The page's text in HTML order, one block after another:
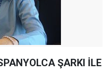
ŞARKI İLE